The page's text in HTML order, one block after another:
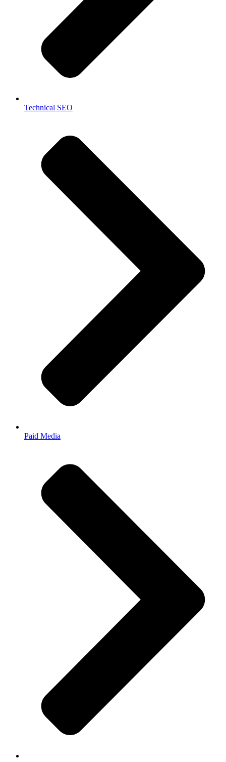
Technical SEO
Paid Media